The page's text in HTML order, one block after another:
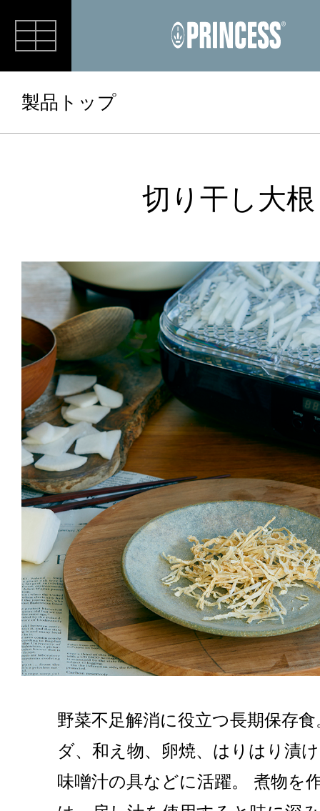
RECIPE
製品トップ
切り干し大根
野菜不足解消に役立つ長期保存
ダ、和え物、卵焼、はりはり漬
味噌汁の具などに活躍。 煮物を